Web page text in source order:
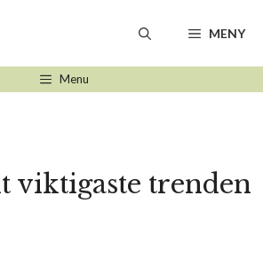
MENY
Menu
viktigaste trenden